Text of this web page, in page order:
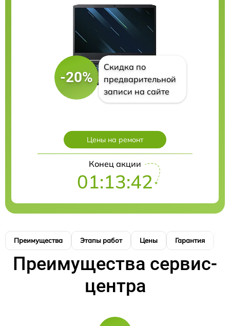
-20%
Скидка по
предварительной
записи на сайте
Цены на ремонт
Конец акции
01:13:41
Преимущества Этапы работ Цены Гарантия
Преимущества сервис-
центра